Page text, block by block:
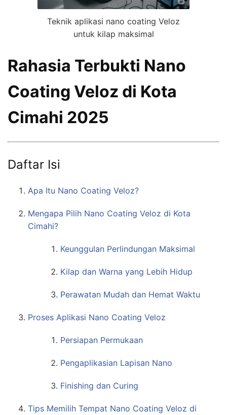
Teknik aplikasi nano coating Veloz
untuk kilap maksimal
Rahasia Terbukti Nano
Coating Veloz di Kota
Cimahi 2025
Daftar Isi
Apa Itu Nano Coating Veloz?
Mengapa Pilih Nano Coating Veloz di Kota
Cimahi?
Keunggulan Perlindungan Maksimal
Kilap dan Warna yang Lebih Hidup
Perawatan Mudah dan Hemat Waktu
Proses Aplikasi Nano Coating Veloz
Persiapan Permukaan
Pengaplikasian Lapisan Nano
Finishing dan Curing
Tips Memilih Tempat Nano Coating Veloz di